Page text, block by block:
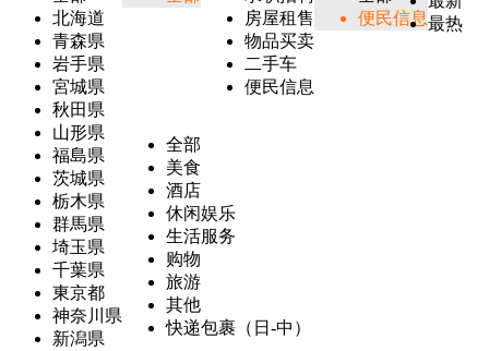
北海道
青森県
岩手県
宮城県
秋田県
山形県
福島県
茨城県
栃木県
群馬県
埼玉県
千葉県
東京都
神奈川県
新潟県
房屋租售
物品买卖
二手车
便民信息
便民信息
全部
美食
酒店
休闲娱乐
生活服务
购物
旅游
其他
快递包裹（日-中）
最热